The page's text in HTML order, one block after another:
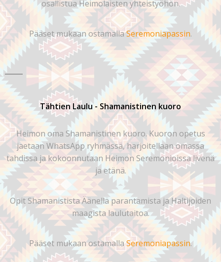
osallistua Heimolaisten yhteistyöhön.
Pääset mukaan ostamallaSeremoniapassin.
Tähtien Laulu - Shamanistinen kuoro
Heimon oma Shamanistinen kuoro. Kuoron opetus
jaetaan WhatsApp ryhmässä, harjoitellaan omassa
tahdissa ja kokoonnutaan Heimon Seremonioissa livenä
ja etänä.
Opit Shamanistista Äänellä parantamista ja Haltijoiden
maagista laulutaitoa.
Pääset mukaan ostamallaSeremoniapassin.